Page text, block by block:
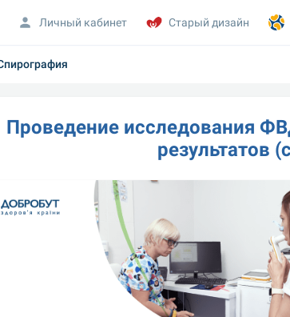
Проведение исследования
результатов
Личный кабинет Старый дизайн